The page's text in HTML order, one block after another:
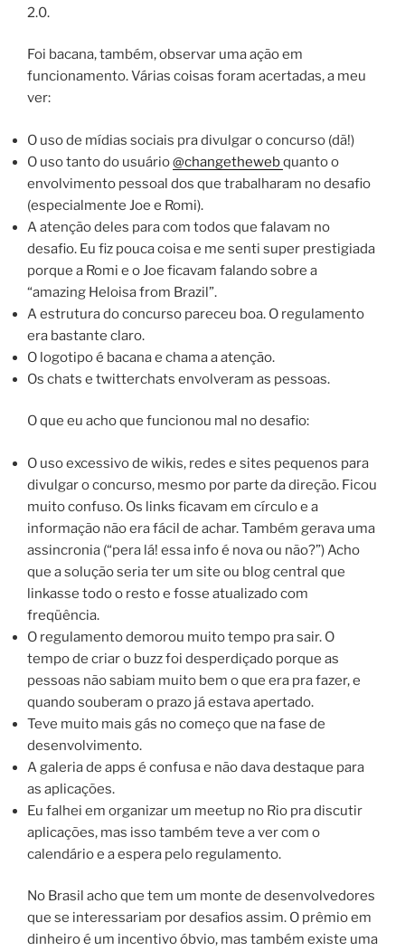
2.0.
Foi bacana, também, observar uma ação em
funcionamento. Várias coisas foram acertadas, a meu
ver:
O uso de mídias sociais pra divulgar o concurso (dã!)
O uso tanto do usuário@changethewebquanto o
envolvimento pessoal dos que trabalharam no desafio
(especialmente Joe e Romi).
A atenção deles para com todos que falavam no
desafio. Eu fiz pouca coisa e me senti super prestigiada
porque a Romi e o Joe ficavam falando sobre a
“amazing Heloisa from Brazil”.
A estrutura do concurso pareceu boa. O regulamento
era bastante claro.
O logotipo é bacana e chama a atenção.
Os chats e twitterchats envolveram as pessoas.
O que eu acho que funcionou mal no desafio:
O uso excessivo de wikis, redes e sites pequenos para
divulgar o concurso, mesmo por parte da direção. Ficou
muito confuso. Os links ficavam em círculo e a
informação não era fácil de achar. Também gerava uma
assincronia (“pera lá! essa info é nova ou não?”) Acho
que a solução seria ter um site ou blog central que
linkasse todo o resto e fosse atualizado com
freqüência.
O regulamento demorou muito tempo pra sair. O
tempo de criar o buzz foi desperdiçado porque as
pessoas não sabiam muito bem o que era pra fazer, e
quando souberam o prazo já estava apertado.
Teve muito mais gás no começo que na fase de
desenvolvimento.
A galeria de apps é confusa e não dava destaque para
as aplicações.
Eu falhei em organizar um meetup no Rio pra discutir
aplicações, mas isso também teve a ver com o
calendário e a espera pelo regulamento.
No Brasil acho que tem um monte de desenvolvedores
que se interessariam por desafios assim. O prêmio em
dinheiro é um incentivo óbvio, mas também existe uma